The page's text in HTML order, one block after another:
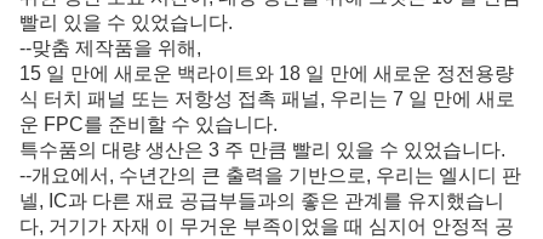
빨리 있을 수 있었습니다.
--맞춤 제작품을 위해,
15 일 만에 새로운 백라이트와 18 일 만에 새로운 정전용량
식 터치 패널 또는 저항성 접촉 패널, 우리는 7 일 만에 새로
운 FPC를 준비할 수 있습니다.
특수품의 대량 생산은 3 주 만큼 빨리 있을 수 있었습니다.
--개요에서, 수년간의 큰 출력을 기반으로, 우리는 엘시디 판
넬, IC과 다른 재료 공급부들과의 좋은 관계를 유지했습니
다, 거기가 자재 이 무거운 부족이었을 때 심지어 안정적 공